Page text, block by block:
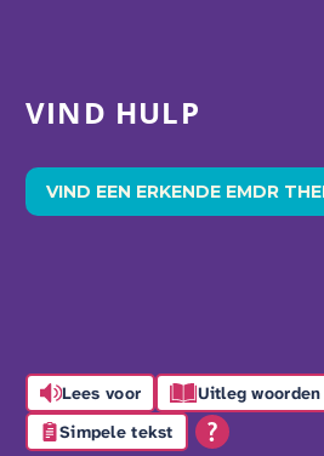
VIND HULP
VIND EEN ERKENDE EMDR
Lees voor
Uitleg woorden
Simpele tekst